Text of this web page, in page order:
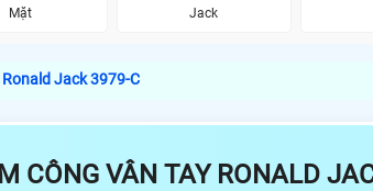
Mặt
Jack
Jack 3979-C
CÔNG VÂN TAY RONALD